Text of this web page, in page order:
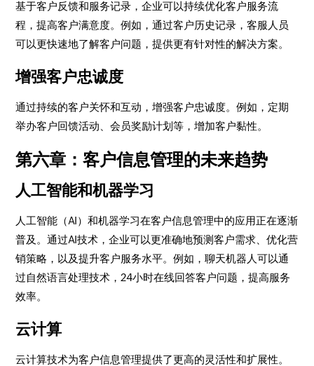
基于客户反馈和服务记录，企业可以持续优化客户服务流
程，提高客户满意度。例如，通过客户历史记录，客服人员
可以更快速地了解客户问题，提供更有针对性的解决方案。
增强客户忠诚度
通过持续的客户关怀和互动，增强客户忠诚度。例如，定期
举办客户回馈活动、会员奖励计划等，增加客户黏性。
第六章：客户信息管理的未来趋势
人工智能和机器学习
人工智能（AI）和机器学习在客户信息管理中的应用正在逐渐
普及。通过AI技术，企业可以更准确地预测客户需求、优化营
销策略，以及提升客户服务水平。例如，聊天机器人可以通
过自然语言处理技术，24小时在线回答客户问题，提高服务
效率。
云计算
云计算技术为客户信息管理提供了更高的灵活性和扩展性。